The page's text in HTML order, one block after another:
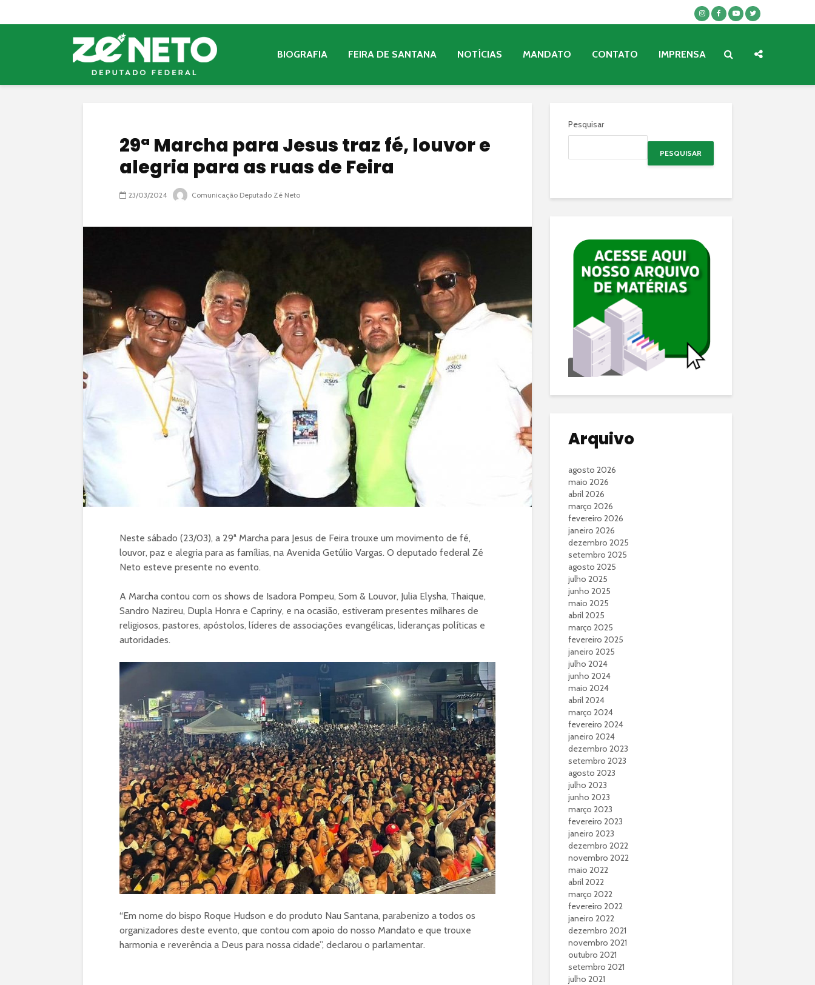
BIOGRAFIA FEIRA DE SANTANA NOTÍCIAS MANDATO CONTATO IMPRENSA
29ª Marcha para Jesus traz fé, louvor e
alegria para as ruas de Feira
23/03/2024 Comunicação Deputado Zé Neto
Neste sábado (23/03), a 29ª Marcha para Jesus de Feira trouxe um movimento de fé,
louvor, paz e alegria para as famílias, na Avenida Getúlio Vargas. O deputado federal Zé
Neto esteve presente no evento.
A Marcha contou com os shows de Isadora Pompeu, Som & Louvor, Julia Elysha, Thaique,
Sandro Nazireu, Dupla Honra e Capriny, e na ocasião, estiveram presentes milhares de
religiosos, pastores, apóstolos, líderes de associações evangélicas, lideranças políticas e
autoridades.
“Em nome do bispo Roque Hudson e do produto Nau Santana, parabenizo a todos os
organizadores deste evento, que contou com apoio do nosso Mandato e que trouxe
harmonia e reverência a Deus para nossa cidade”, declarou o parlamentar.
Pesquisar
PESQUISAR
Arquivo
agosto 2026
maio 2026
abril 2026
março 2026
fevereiro 2026
janeiro 2026
dezembro 2025
setembro 2025
agosto 2025
julho 2025
junho 2025
maio 2025
abril 2025
março 2025
fevereiro 2025
janeiro 2025
julho 2024
junho 2024
maio 2024
abril 2024
março 2024
fevereiro 2024
janeiro 2024
dezembro 2023
setembro 2023
agosto 2023
julho 2023
junho 2023
março 2023
fevereiro 2023
janeiro 2023
dezembro 2022
novembro 2022
maio 2022
abril 2022
março 2022
fevereiro 2022
janeiro 2022
dezembro 2021
novembro 2021
outubro 2021
setembro 2021
julho 2021